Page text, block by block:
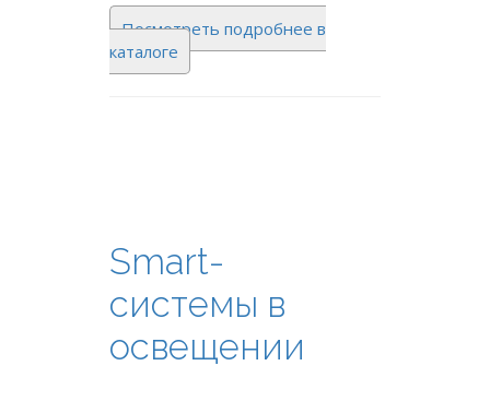
Посмотреть подробнее в
каталоге
Smart-
системы в
освещении